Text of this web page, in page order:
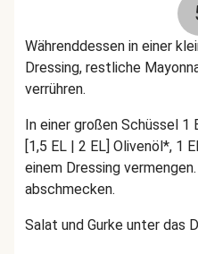
Währenddessen in einer
Dressing, restliche
verrühren.
In einer großen Schüssel 1
[1,5 EL | 2 EL] Olivenöl*, 1
einem Dressing
abschmecken.
Salat und Gurke unter das